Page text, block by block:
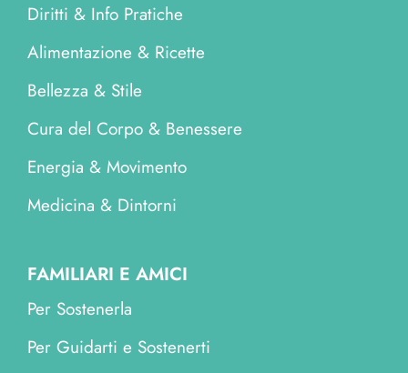
Diritti & Info Pratiche
Alimentazione & Ricette
Bellezza & Stile
Cura del Corpo & Benessere
Energia & Movimento
Medicina & Dintorni
FAMILIARI E AMICI
Per Sostenerla
Per Guidarti e Sostenerti